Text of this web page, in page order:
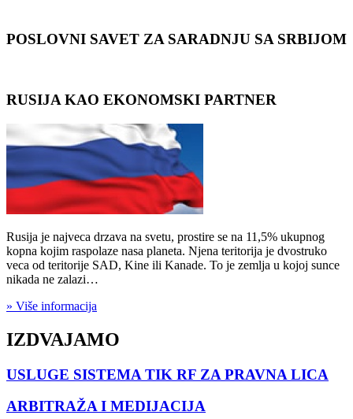
POSLOVNI SAVET ZA SARADNJU SA SRBIJOM
RUSIJA KAO EKONOMSKI PARTNER
Rusija je najveca drzava na svetu, prostire se na 11,5% ukupnog
kopna kojim raspolaze nasa planeta. Njena teritorija je dvostruko
veca od teritorije SAD, Kine ili Kanade. To je zemlja u kojoj sunce
nikada ne zalazi…
» Više informacija
IZDVAJAMO
USLUGE SISTEMA TIK RF ZA PRAVNA LICA
ARBITRAŽA I MEDIJACIJA